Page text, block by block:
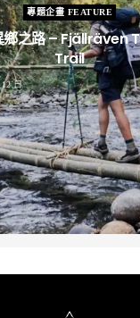
專題企畫 FEATURE
鄉之路 – Fjällräven
Trail
日